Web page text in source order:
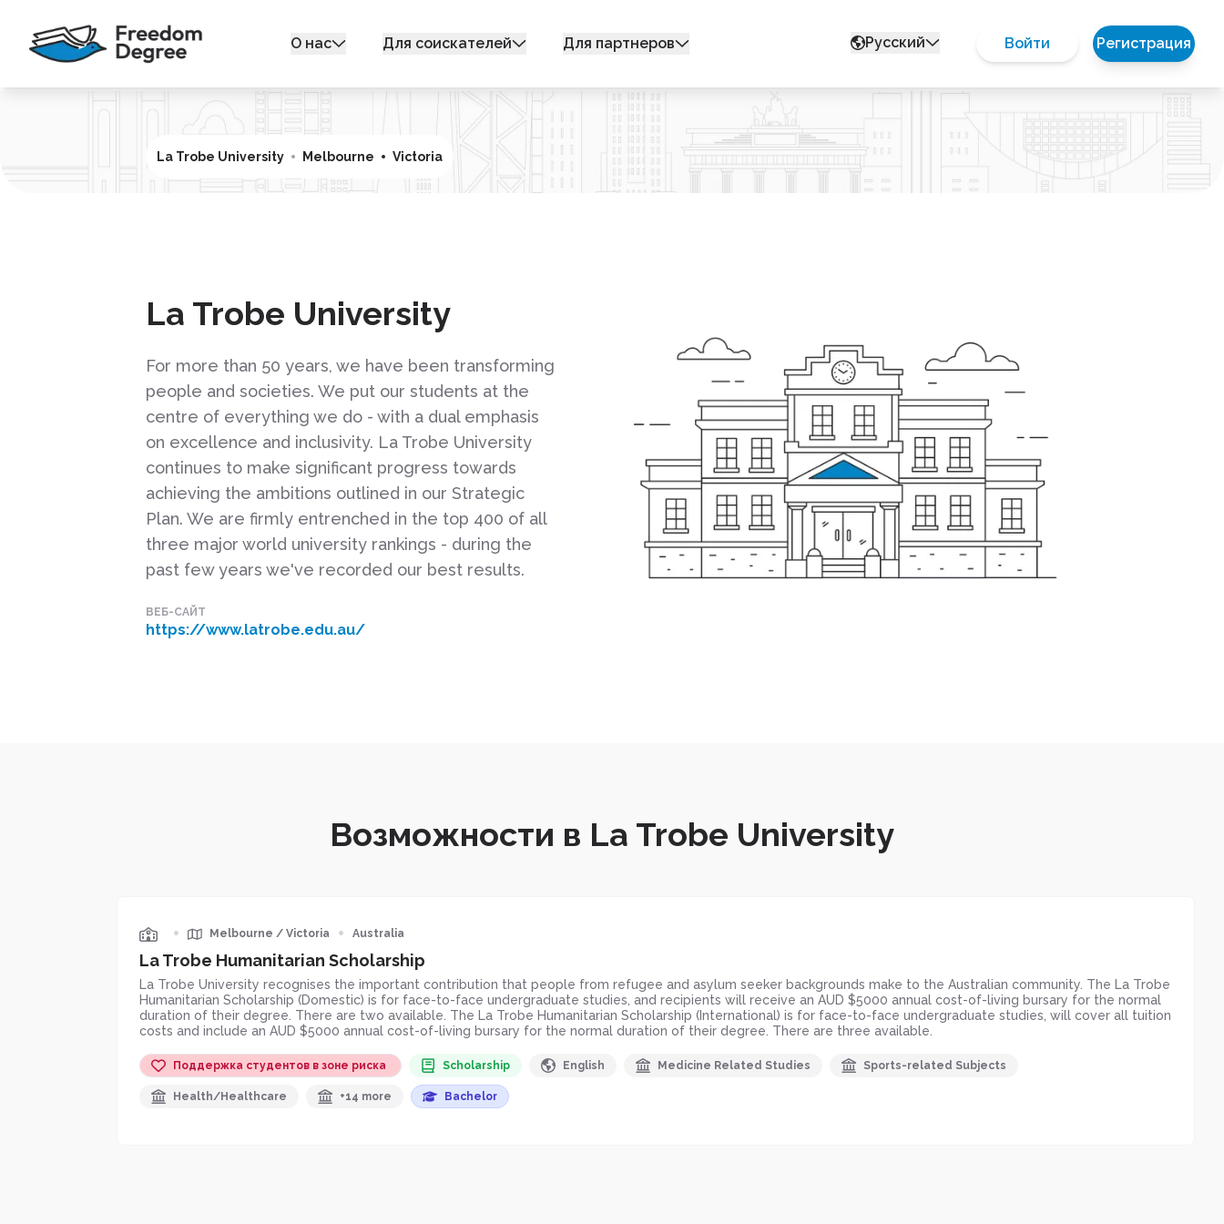
О нас Для соискателей Для партнеров Русский Войти Регистрация
La Trobe University Melbourne Victoria
La Trobe University
For more than 50 years, we have been transforming
people and societies. We put our students at the
centre of everything we do - with a dual emphasis
on excellence and inclusivity. La Trobe University
continues to make significant progress towards
achieving the ambitions outlined in our Strategic
Plan. We are firmly entrenched in the top 400 of all
three major world university rankings - during the
past few years we've recorded our best results.
ВЕБ-САЙТ
https://www.latrobe.edu.au/
Возможности в La Trobe University
• Melbourne / Victoria • Australia
La Trobe Humanitarian Scholarship
La Trobe University recognises the important contribution that people from refugee and asylum seeker backgrounds make to the Australian community. The La Trobe
Humanitarian Scholarship (Domestic) is for face-to-face undergraduate studies, and recipients will receive an AUD $5000 annual cost-of-living bursary for the normal
duration of their degree. There are two available. The La Trobe Humanitarian Scholarship (International) is for face-to-face undergraduate studies, will cover all tuition
costs and include an AUD $5000 annual cost-of-living bursary for the normal duration of their degree. There are three available.
Поддержка студентов в зоне риска Scholarship English Medicine Related Studies Sports-related Subjects
Health/Healthcare +14 more Bachelor